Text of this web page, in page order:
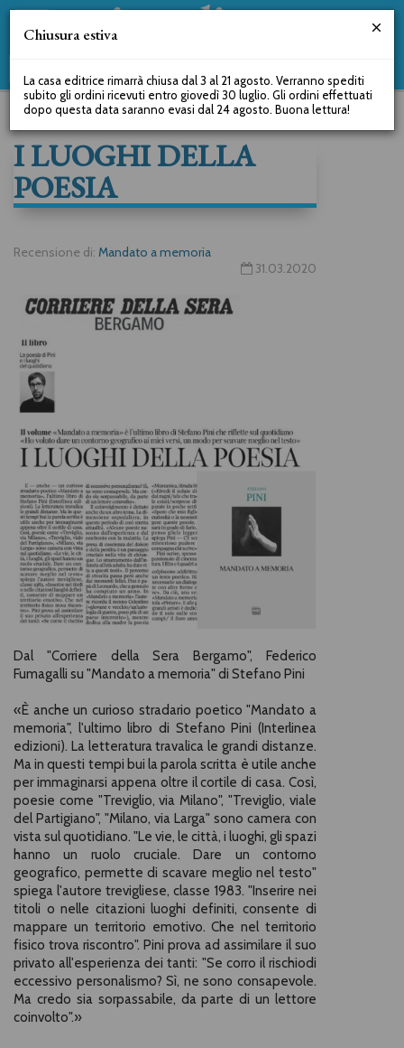
I LUOGHI DELLA
POESIA
Recensione di: Mandato a memoria
31.03.2020
Dal "Corriere della Sera Bergamo", Federico
Fumagalli su "Mandato a memoria" di Stefano Pini
«È anche un curioso stradario poetico "Mandato a
memoria", l'ultimo libro di Stefano Pini (Interlinea
edizioni). La letteratura travalica le grandi distanze.
Ma in questi tempi bui la parola scritta è utile anche
per immaginarsi appena oltre il cortile di casa. Così,
poesie come "Treviglio, via Milano", "Treviglio, viale
del Partigiano", "Milano, via Larga" sono camera con
vista sul quotidiano. "Le vie, le città, i luoghi, gli spazi
hanno un ruolo cruciale. Dare un contorno
geografico, permette di scavare meglio nel testo"
spiega l'autore trevigliese, classe 1983. "Inserire nei
titoli o nelle citazioni luoghi definiti, consente di
mappare un territorio emotivo. Che nel territorio
fisico trova riscontro". Pini prova ad assimilare il suo
privato all'esperienza dei tanti: "Se corro il rischiodi
eccessivo personalismo? Sì, ne sono consapevole.
Ma credo sia sorpassabile, da parte di un lettore
coinvolto".»
Chiusura estiva
La casa editrice rimarrà chiusa dal 3 al 21 agosto. Verranno spediti
subito gli ordini ricevuti entro giovedì 30 luglio. Gli ordini effettuati
dopo questa data saranno evasi dal 24 agosto. Buona lettura!